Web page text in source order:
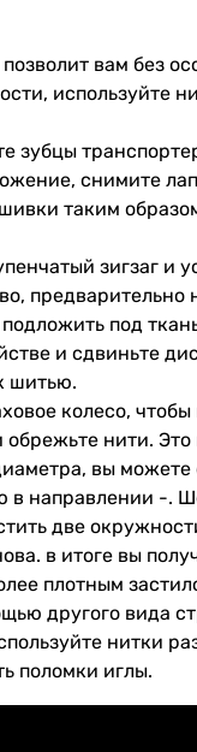
вам без
используйте
зубцы
снимите
таким
зигзаг и
под
и сдвиньте
шитью.
колесо,
обрежьте нити.
вы можете
в направлении -.
две
в итоге вы
плотным
другого вида
нитки
поломки иглы.